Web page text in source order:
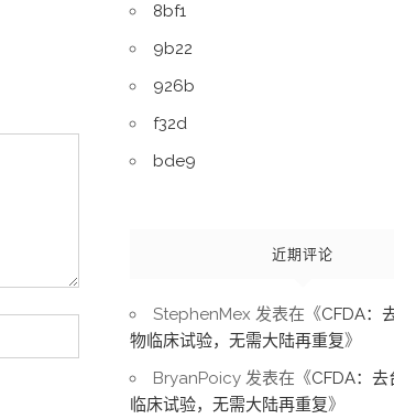
8bf1
9b22
926b
f32d
bde9
近期评论
StephenMex 发表在《CFDA：
物临床试验，无需大陆再重复》
BryanPoicy 发表在《CFDA：
临床试验，无需大陆再重复》